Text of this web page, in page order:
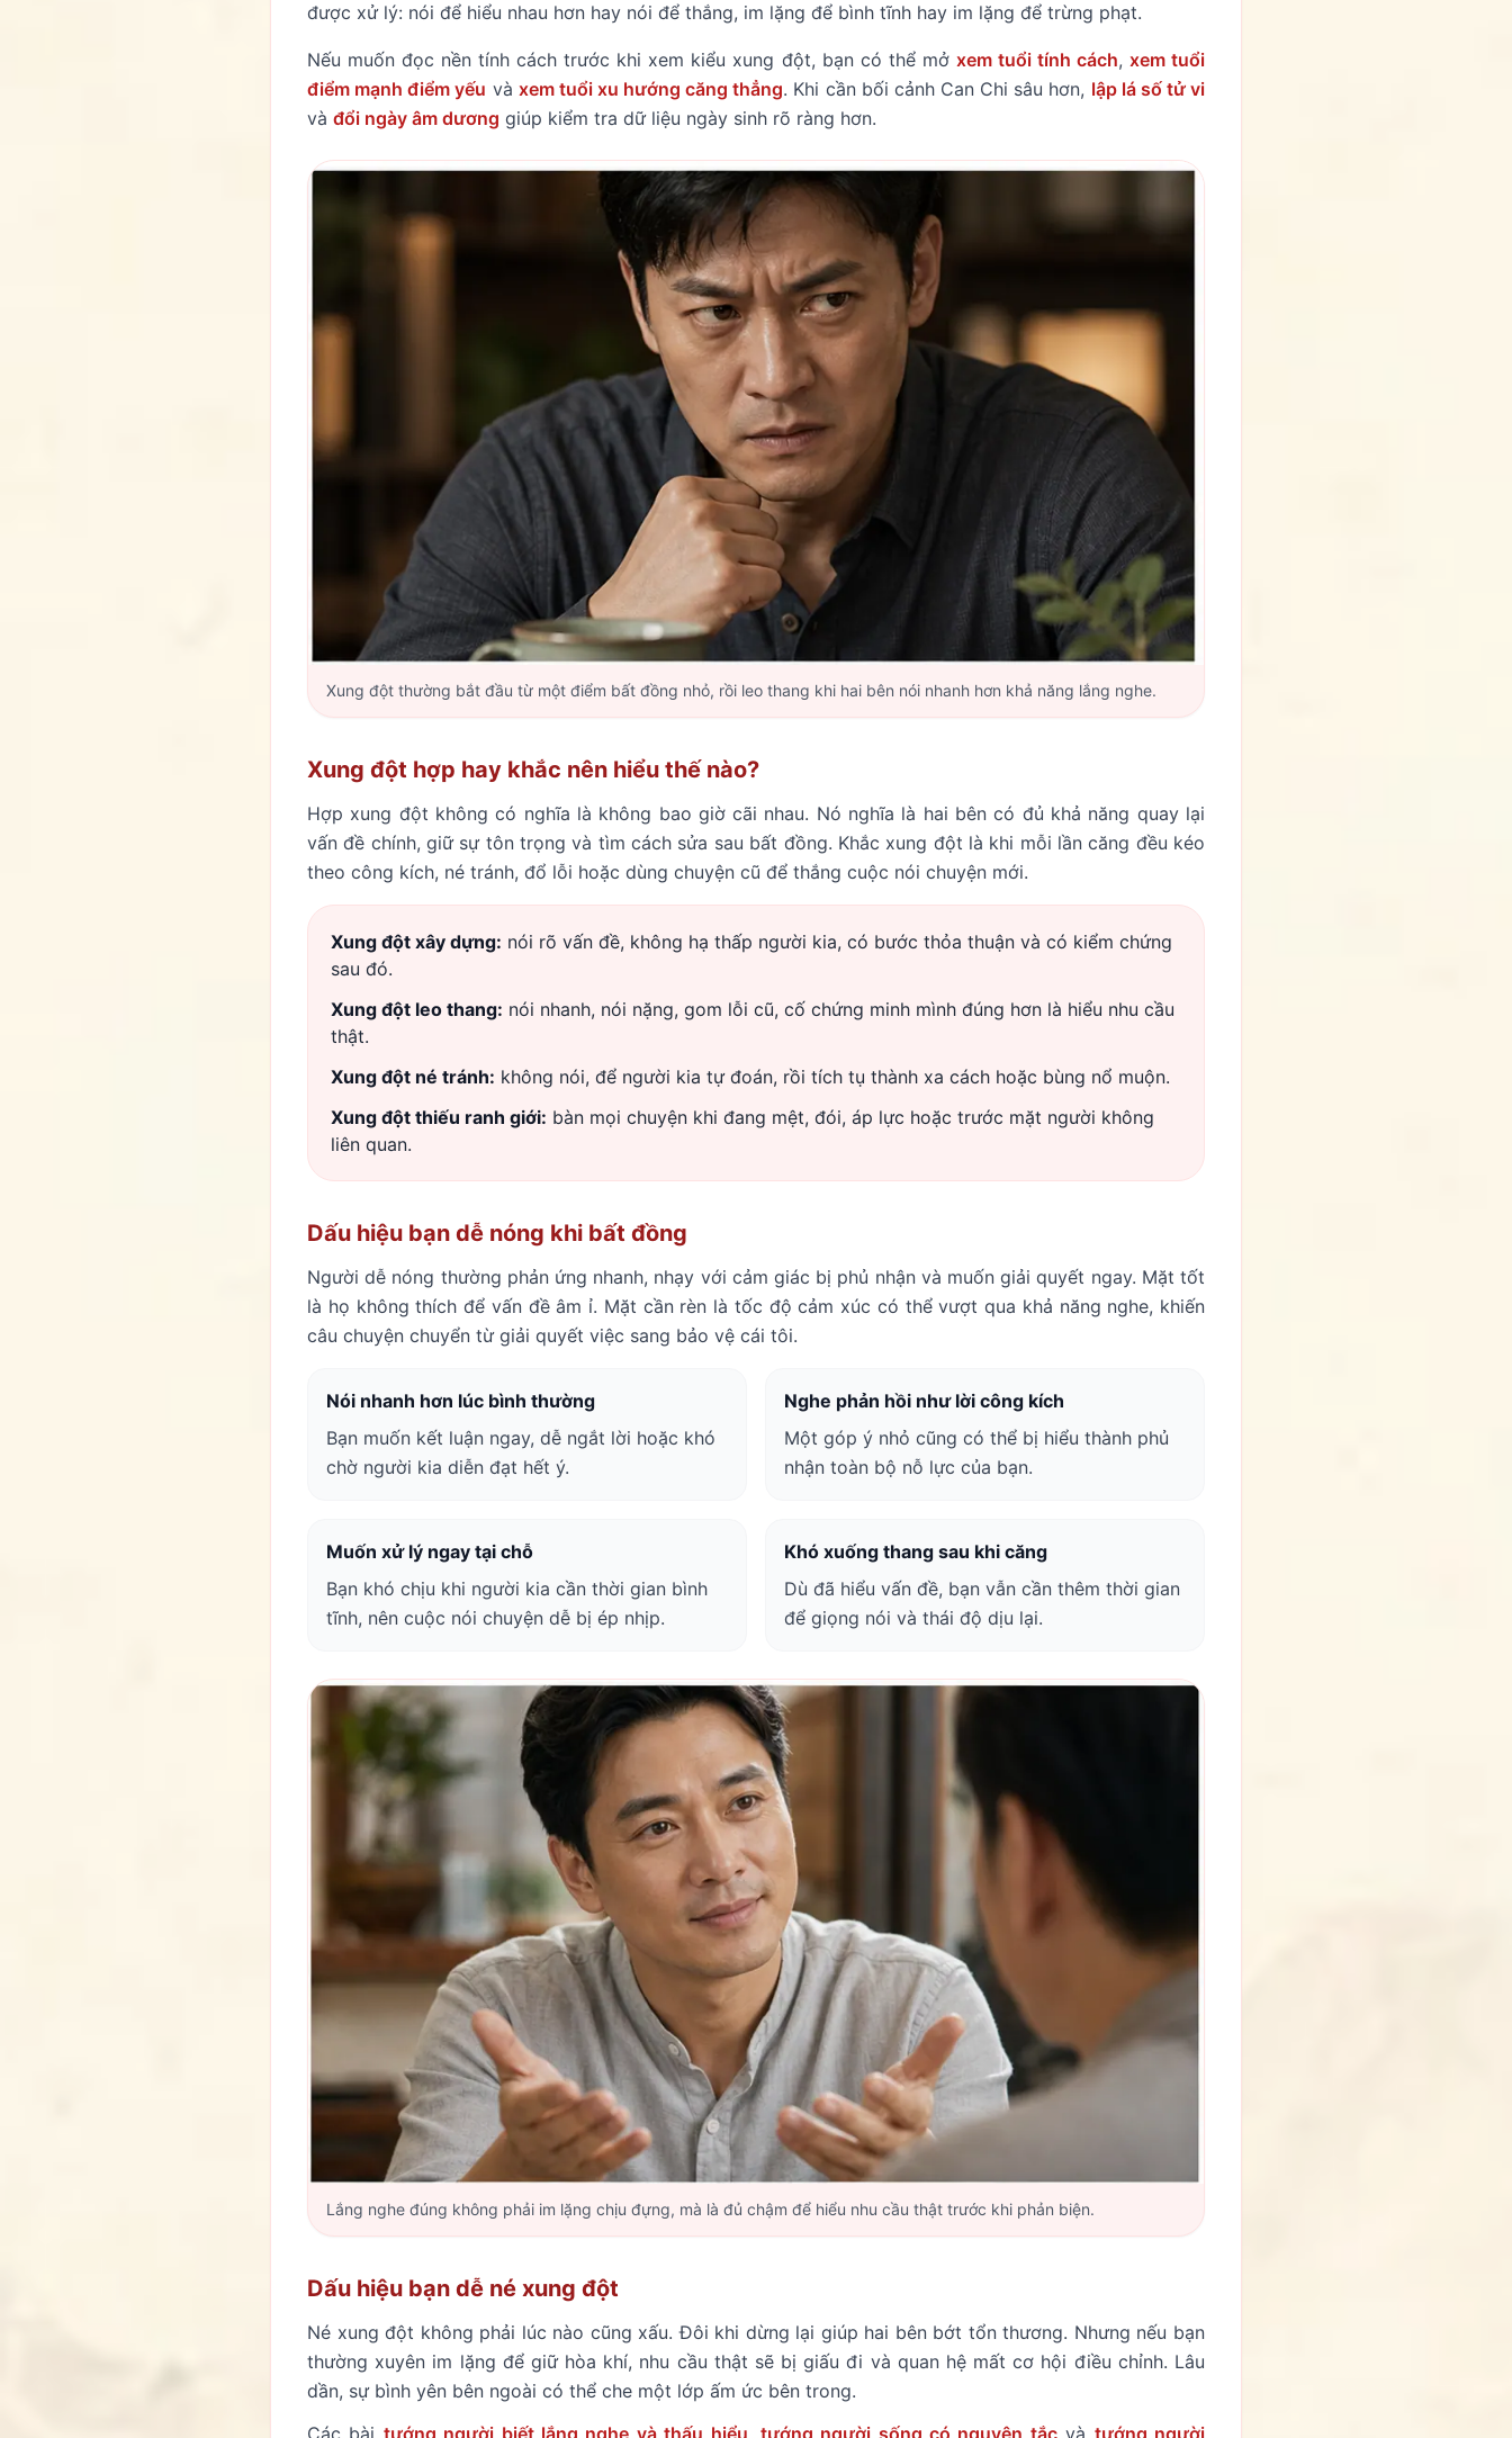
được xử lý: nói để hiểu nhau hơn hay nói để thắng, im lặng để bình tĩnh hay im lặng để trừng phạt.
Nếu muốn đọc nền tính cách trước khi xem kiểu xung đột, bạn có thể mở xem tuổi tính cách, xem tuổi
điểm mạnh điểm yếu và xem tuổi xu hướng căng thẳng. Khi cần bối cảnh Can Chi sâu hơn, lập lá số tử vi
và đổi ngày âm dương giúp kiểm tra dữ liệu ngày sinh rõ ràng hơn.
Xung đột thường bắt đầu từ một điểm bất đồng nhỏ, rồi leo thang khi hai bên nói nhanh hơn khả năng lắng nghe.
Xung đột hợp hay khắc nên hiểu thế nào?
Hợp xung đột không có nghĩa là không bao giờ cãi nhau. Nó nghĩa là hai bên có đủ khả năng quay lại
vấn đề chính, giữ sự tôn trọng và tìm cách sửa sau bất đồng. Khắc xung đột là khi mỗi lần căng đều kéo
theo công kích, né tránh, đổ lỗi hoặc dùng chuyện cũ để thắng cuộc nói chuyện mới.
Xung đột xây dựng: nói rõ vấn đề, không hạ thấp người kia, có bước thỏa thuận và có kiểm chứng
sau đó.
Xung đột leo thang: nói nhanh, nói nặng, gom lỗi cũ, cố chứng minh mình đúng hơn là hiểu nhu cầu
thật.
Xung đột né tránh: không nói, để người kia tự đoán, rồi tích tụ thành xa cách hoặc bùng nổ muộn.
Xung đột thiếu ranh giới: bàn mọi chuyện khi đang mệt, đói, áp lực hoặc trước mặt người không
liên quan.
Dấu hiệu bạn dễ nóng khi bất đồng
Người dễ nóng thường phản ứng nhanh, nhạy với cảm giác bị phủ nhận và muốn giải quyết ngay. Mặt tốt
là họ không thích để vấn đề âm ỉ. Mặt cần rèn là tốc độ cảm xúc có thể vượt qua khả năng nghe, khiến
câu chuyện chuyển từ giải quyết việc sang bảo vệ cái tôi.
Nói nhanh hơn lúc bình thường
Bạn muốn kết luận ngay, dễ ngắt lời hoặc khó
chờ người kia diễn đạt hết ý.
Nghe phản hồi như lời công kích
Một góp ý nhỏ cũng có thể bị hiểu thành phủ
nhận toàn bộ nỗ lực của bạn.
Muốn xử lý ngay tại chỗ
Bạn khó chịu khi người kia cần thời gian bình
tĩnh, nên cuộc nói chuyện dễ bị ép nhịp.
Khó xuống thang sau khi căng
Dù đã hiểu vấn đề, bạn vẫn cần thêm thời gian
để giọng nói và thái độ dịu lại.
Lắng nghe đúng không phải im lặng chịu đựng, mà là đủ chậm để hiểu nhu cầu thật trước khi phản biện.
Dấu hiệu bạn dễ né xung đột
Né xung đột không phải lúc nào cũng xấu. Đôi khi dừng lại giúp hai bên bớt tổn thương. Nhưng nếu bạn
thường xuyên im lặng để giữ hòa khí, nhu cầu thật sẽ bị giấu đi và quan hệ mất cơ hội điều chỉnh. Lâu
dần, sự bình yên bên ngoài có thể che một lớp ấm ức bên trong.
Các bài tướng người biết lắng nghe và thấu hiểu tướng người sống có nguyên tắcvà tướng người